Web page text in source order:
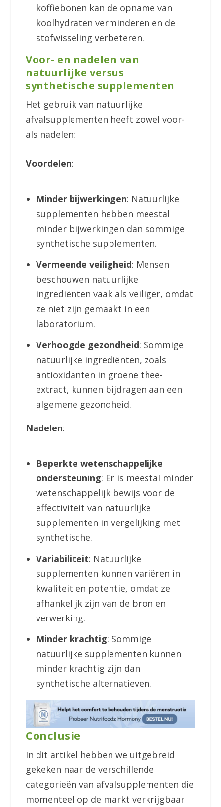
koffiebonen kan de opname van
koolhydraten verminderen en de
stofwisseling verbeteren.
Voor- en nadelen van
natuurlijke versus
synthetische supplementen
Het gebruik van natuurlijke
afvalsupplementen heeft zowel voor-
als nadelen:
Voordelen:
Minder bijwerkingen: Natuurlijke
supplementen hebben meestal
minder bijwerkingen dan sommige
synthetische supplementen.
Vermeende veiligheid: Mensen
beschouwen natuurlijke
ingrediënten vaak als veiliger, omdat
ze niet zijn gemaakt in een
laboratorium.
Verhoogde gezondheid: Sommige
natuurlijke ingrediënten, zoals
antioxidanten in groene thee-
extract, kunnen bijdragen aan een
algemene gezondheid.
Nadelen:
Beperkte wetenschappelijke
ondersteuning: Er is meestal minder
wetenschappelijk bewijs voor de
effectiviteit van natuurlijke
supplementen in vergelijking met
synthetische.
Variabiliteit: Natuurlijke
supplementen kunnen variëren in
kwaliteit en potentie, omdat ze
afhankelijk zijn van de bron en
verwerking.
Minder krachtig: Sommige
natuurlijke supplementen kunnen
minder krachtig zijn dan
synthetische alternatieven.
Conclusie
In dit artikel hebben we uitgebreid
gekeken naar de verschillende
categorieën van afvalsupplementen die
momenteel op de markt verkrijgbaar